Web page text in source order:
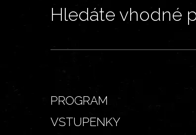
Hledáte vhodné
PROGRAM
VSTUPENKY